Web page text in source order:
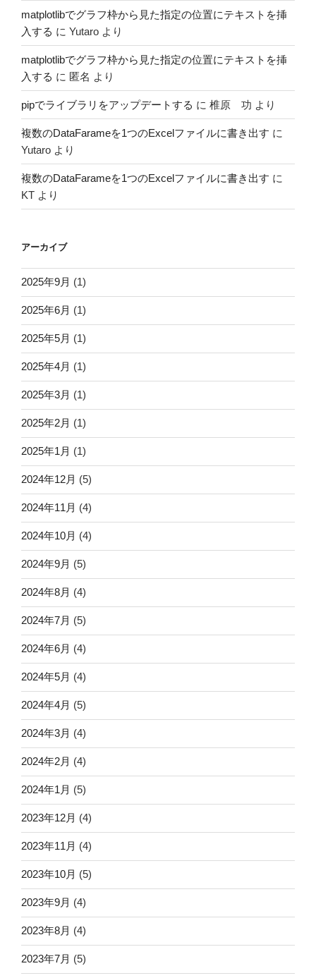
matplotlibでグラフ枠から見た指定の位置にテキストを挿
入する に Yutaro より
matplotlibでグラフ枠から見た指定の位置にテキストを挿
入する に 匿名 より
pipでライブラリをアップデートする に 椎原 功 より
複数のDataFarameを1つのExcelファイルに書き出す に
Yutaro より
複数のDataFarameを1つのExcelファイルに書き出す に
KT より
アーカイブ
2025年9月 (1)
2025年6月 (1)
2025年5月 (1)
2025年4月 (1)
2025年3月 (1)
2025年2月 (1)
2025年1月 (1)
2024年12月 (5)
2024年11月 (4)
2024年10月 (4)
2024年9月 (5)
2024年8月 (4)
2024年7月 (5)
2024年6月 (4)
2024年5月 (4)
2024年4月 (5)
2024年3月 (4)
2024年2月 (4)
2024年1月 (5)
2023年12月 (4)
2023年11月 (4)
2023年10月 (5)
2023年9月 (4)
2023年8月 (4)
2023年7月 (5)